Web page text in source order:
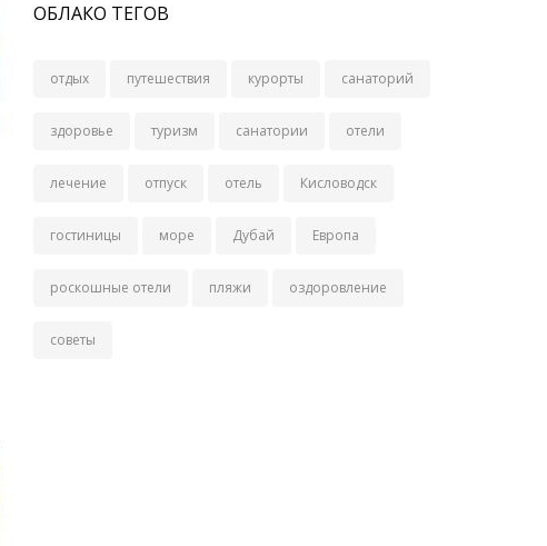
ОБЛАКО ТЕГОВ
отдых путешествия курорты санаторий
здоровье туризм санатории отели
лечение отпуск отель Кисловодск
гостиницы море Дубай Европа
роскошные отели пляжи оздоровление
советы